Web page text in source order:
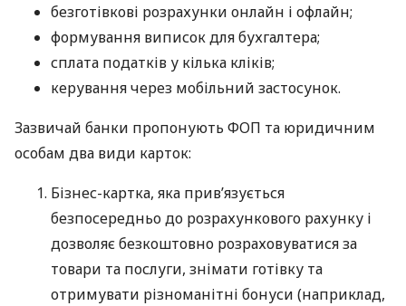
безготівкові розрахунки онлайн і офлайн;
формування виписок для бухгалтера;
сплата податків у кілька кліків;
керування через мобільний застосунок.
Зазвичай банки пропонують ФОП та юридичним
особам два види карток:
Бізнес-картка, яка прив’язується
безпосередньо до розрахункового рахунку і
дозволяє безкоштовно розраховуватися за
товари та послуги, знімати готівку та
отримувати різноманітні бонуси (наприклад,